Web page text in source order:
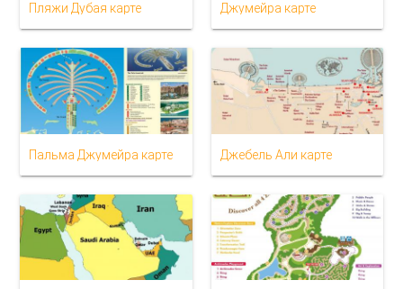
Пляжи Дубая карте Джумейра карте
Пальма Джумейра карте Джебель Али карте